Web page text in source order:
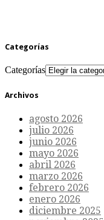
Categorías
Categorías
Archivos
agosto 2026
julio 2026
junio 2026
mayo 2026
abril 2026
marzo 2026
febrero 2026
enero 2026
diciembre 2025